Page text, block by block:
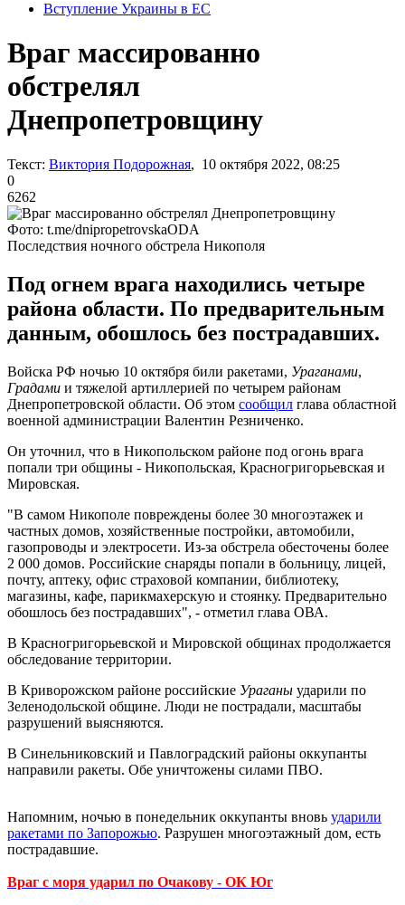
Вступление Украины в ЕС
Враг массированно
обстрелял
Днепропетровщину
Текст: Виктория Подорожная, 10 октября 2022, 08:25
0
6262
Фото: t.me/dnipropetrovskaODA
Последствия ночного обстрела Никополя
Под огнем врага находились четыре
района области. По предварительным
данным, обошлось без пострадавших.
Войска РФ ночью 10 октября били ракетами, Ураганами,
Градами и тяжелой артиллерией по четырем районам
Днепропетровской области. Об этом сообщил глава областной
военной администрации Валентин Резниченко.
Он уточнил, что в Никопольском районе под огонь врага
попали три общины - Никопольская, Красногригорьевская и
Мировская.
"В самом Никополе повреждены более 30 многоэтажек и
частных домов, хозяйственные постройки, автомобили,
газопроводы и электросети. Из-за обстрела обесточены более
2 000 домов. Российские снаряды попали в больницу, лицей,
почту, аптеку, офис страховой компании, библиотеку,
магазины, кафе, парикмахерскую и стоянку. Предварительно
обошлось без пострадавших", - отметил глава ОВА.
В Красногригорьевской и Мировской общинах продолжается
обследование территории.
В Криворожском районе российские Ураганы ударили по
Зеленодольской общине. Люди не пострадали, масштабы
разрушений выясняются.
В Синельниковский и Павлоградский районы оккупанты
направили ракеты. Обе уничтожены силами ПВО.
Напомним, ночью в понедельник оккупанты вновь ударили
ракетами по Запорожью. Разрушен многоэтажный дом, есть
пострадавшие.
Враг с моря ударил по Очакову - ОК Юг